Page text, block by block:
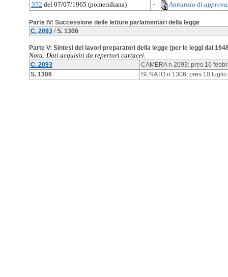
352 del 07/07/1965 (pomeridiana) - Annunzio di
Parte IV: Successione delle letture parlamentari della legge
C. 2093/S. 1306
Parte V: Sintesi dei lavori preparatori della legge (per le leggi dal
Nota: Dati acquisiti da repertori cartacei.
C. 2093
CAMERA n 2093: pres 16
S. 1306
SENATO n 1306: pres 10